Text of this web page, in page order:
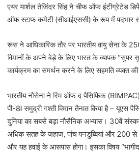
एयर मार्शल तेजिंदर सिंह ने चीफ ऑफ इंटीग्रेटेड
ऑफ स्टाफ कमेटी (सीआईएससी) के रूप में पदभार
रूस ने आधिकारिक तौर पर भारतीय वायु सेना के
विमानों के अपने बेड़े के लिए भारत के व्यापक “सुपर
कार्यक्रम का समर्थन करने के लिए सहमति व्यक्त
भारतीय नौसेना ने रिम ऑफ द पैसिफिक
पी-8I समुद्री गश्ती विमान तैनात किया है – यूएस
दुनिया का सबसे बड़ा नौसैनिक अभ्यास। 30वें
अधिक सतह के जहाज, पांच पनडुब्बियां और 200 से
और यह हवाई के आसपास होगा। इसका विषय